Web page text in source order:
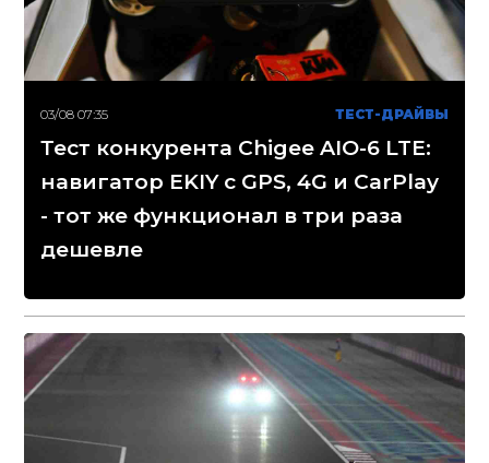
03/08 07:35 ТЕСТ-ДРАЙВЫ
Тест конкурента Chigee AIO-6 LTE:
навигатор EKIY с GPS, 4G и CarPlay
- тот же функционал в три раза
дешевле